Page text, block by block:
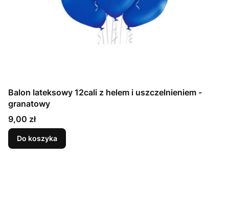
Balon lateksowy 12cali z helem i uszczelnieniem -
granatowy
Cena
9,00 zł
Do koszyka